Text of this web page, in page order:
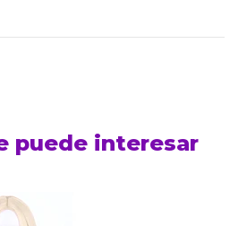
puede interesar